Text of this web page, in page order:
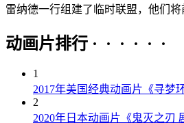
雷纳德一行组建了临时联盟，他们
动画片排行 · · · · · ·
1
2017年美国经典动画片《寻梦
2
2020年日本动画片《鬼灭之刃